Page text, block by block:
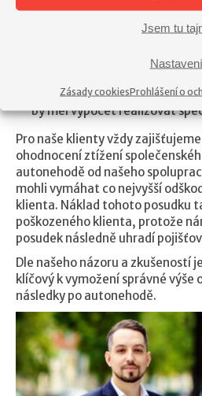
Jsem tu
Nastavení
Zásady cookiesProhlášení o
výslednou částku odškodnění
uplatnění nestanovuje
nejvyšší částku odškodnění
by měl výpočet realizovat
Pro naše klienty vždy
ohodnocení ztížení
autonehodě od našeho
mohli vymáhat co nejvyšší
klienta. Náklad tohoto posudku
poškozeného klienta, protože
posudek následně uhradí
Dle našeho názoru a zkušeností
klíčový k vymožení správné výše
následky po autonehodě.